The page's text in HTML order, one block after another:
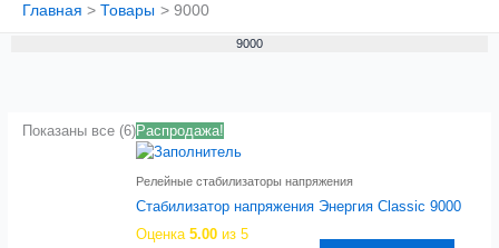
Главная Товары 9000
9000
Показаны все (6)Распродажа!
Релейные стабилизаторы напряжения
Стабилизатор напряжения Энергия Classic 9000
Оценка5.00 из 5